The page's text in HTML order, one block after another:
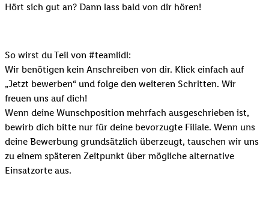
Hört sich gut an? Dann lass bald von dir hören!
So wirst du Teil von #teamlidl:
Wir benötigen kein Anschreiben von dir. Klick einfach auf
„Jetzt bewerben“ und folge den weiteren Schritten. Wir
freuen uns auf dich!
Wenn deine Wunschposition mehrfach ausgeschrieben ist,
bewirb dich bitte nur für deine bevorzugte Filiale. Wenn uns
deine Bewerbung grundsätzlich überzeugt, tauschen wir uns
zu einem späteren Zeitpunkt über mögliche alternative
Einsatzorte aus.